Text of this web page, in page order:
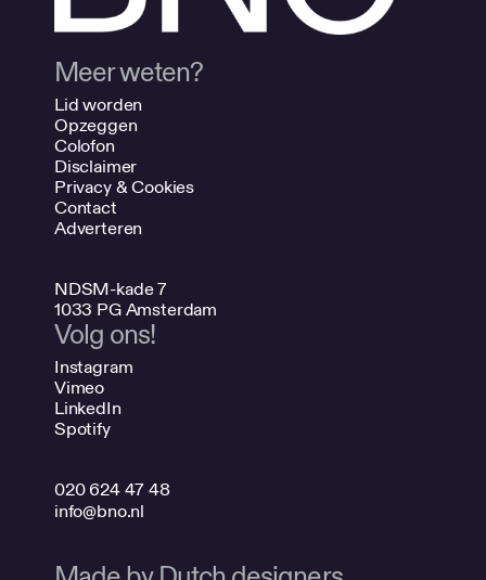
Meer weten?
Lid worden
Opzeggen
Colofon
Disclaimer
Privacy & Cookies
Contact
Adverteren
NDSM-kade 7
1033 PG Amsterdam
Volg ons!
Instagram
Vimeo
LinkedIn
Spotify
020 624 47 48
info@bno.nl